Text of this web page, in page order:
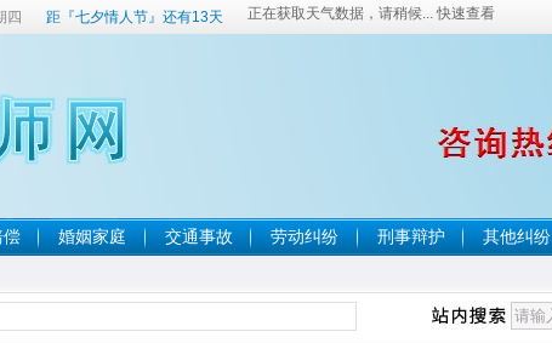
四 距『七夕情人节』还有13天
偿 婚姻家庭 交通事故 劳动纠纷 刑事辩护 其他纠纷